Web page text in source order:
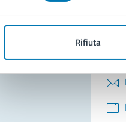
Rifiuta